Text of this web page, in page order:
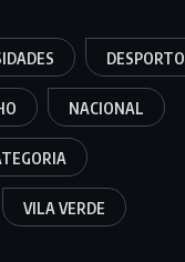
DESPORTO
NACIONAL
VILA VERDE